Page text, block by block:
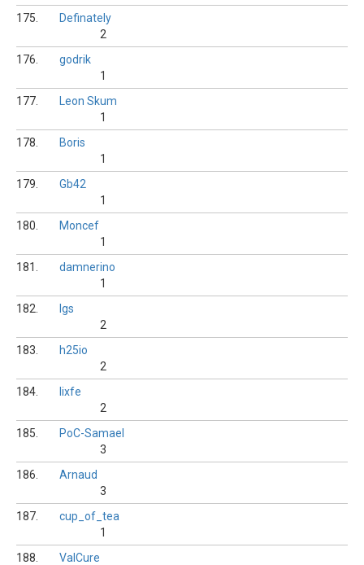
175.
Definately
2
176.
godrik
1
177.
Leon Skum
1
178.
Boris
1
179.
Gb42
1
180.
Moncef
1
181.
damnerino
1
182.
lgs
2
183.
h25io
2
184.
lixfe
2
185.
PoC-Samael
3
186.
Arnaud
3
187.
cup_of_tea
1
188.
ValCure